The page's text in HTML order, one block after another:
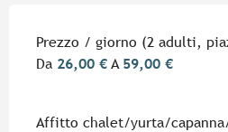
Tariffe 2026
Prezzo / giorno (2 adulti,
Da 26,00 € A 59,00 €
Affitto chalet/yurta/